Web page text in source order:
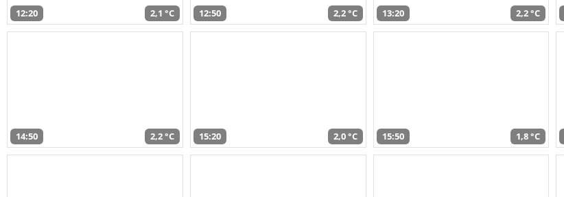
12:20 2,1 °C 12:50 2,2 °C 13:20 2,2 °C
14:50 2,2 °C 15:20 2,0 °C 15:50 1,8 °C